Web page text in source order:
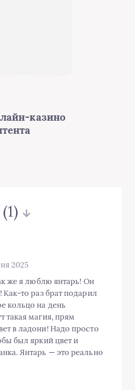
казино
(1)
2025
же я люблю янтарь! Oн
Как-то раз брат подарил
кольцо на день
такая магия, прям
в ладони! Надо просто
был яркий цвет и
Янтарь — это реально